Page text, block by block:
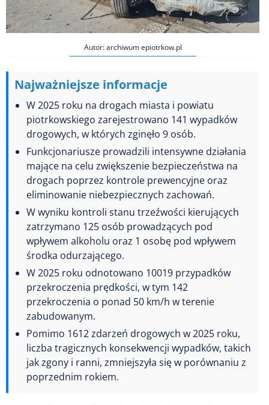
Autor: archiwum epiotrkow.pl
Najważniejsze informacje
W 2025 roku na drogach miasta i powiatu
piotrkowskiego zarejestrowano 141 wypadków
drogowych, w których zginęło 9 osób.
Funkcjonariusze prowadzili intensywne działania
mające na celu zwiększenie bezpieczeństwa na
drogach poprzez kontrole prewencyjne oraz
eliminowanie niebezpiecznych zachowań.
W wyniku kontroli stanu trzeźwości kierujących
zatrzymano 125 osób prowadzących pod
wpływem alkoholu oraz 1 osobę pod wpływem
środka odurzającego.
W 2025 roku odnotowano 10019 przypadków
przekroczenia prędkości, w tym 142
przekroczenia o ponad 50 km/h w terenie
zabudowanym.
Pomimo 1612 zdarzeń drogowych w 2025 roku,
liczba tragicznych konsekwencji wypadków, takich
jak zgony i ranni, zmniejszyła się w porównaniu z
poprzednim rokiem.